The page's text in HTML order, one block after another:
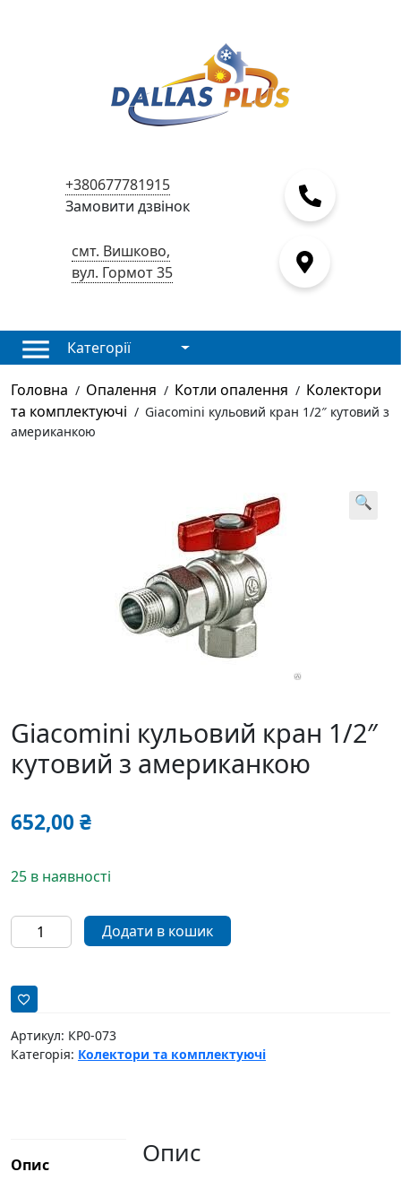
+380677781915
Замовити дзвінок
смт. Вишково,
вул. Гормот 35
Категорії
Головна / Опалення / Котли опалення / Колектори
та комплектуючі / Giacomini кульовий кран 1/2″ кутовий з
американкою
🔍
Giacomini кульовий кран 1/2″
кутовий з американкою
652,00₴
25 в наявності
Giacomini
кульовий
1/2"
кутовий
з
американкою
Додати в кошик
Артикул: КР0-073
Категорія: Колектори та комплектуючі
Опис Опис